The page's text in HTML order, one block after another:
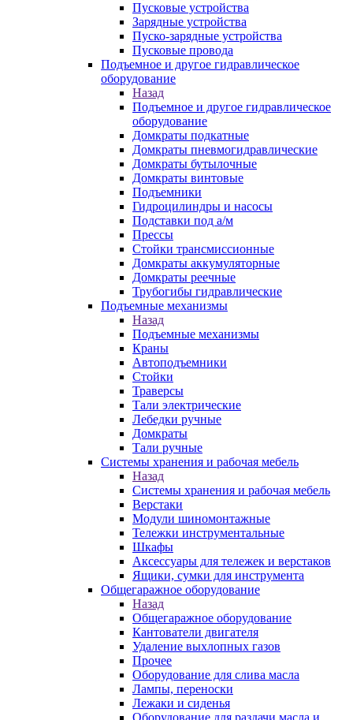
Пусковые устройства
Зарядные устройства
Пуско-зарядные устройства
Пусковые провода
Подъемное и другое гидравлическое
оборудование
Назад
Подъемное и другое гидравлическое
оборудование
Домкраты подкатные
Домкраты пневмогидравлические
Домкраты бутылочные
Домкраты винтовые
Подъемники
Гидроцилиндры и насосы
Подставки под а/м
Прессы
Стойки трансмиссионные
Домкраты аккумуляторные
Домкраты реечные
Трубогибы гидравлические
Подъемные механизмы
Назад
Подъемные механизмы
Краны
Автоподъемники
Стойки
Траверсы
Тали электрические
Лебедки ручные
Домкраты
Тали ручные
Системы хранения и рабочая мебель
Назад
Системы хранения и рабочая мебель
Верстаки
Модули шиномонтажные
Тележки инструментальные
Шкафы
Аксессуары для тележек и верстаков
Ящики, сумки для инструмента
Общегаражное оборудование
Назад
Общегаражное оборудование
Кантователи двигателя
Удаление выхлопных газов
Прочее
Оборудование для слива масла
Лампы, переноски
Лежаки и сиденья
Оборудование для раздачи масла и